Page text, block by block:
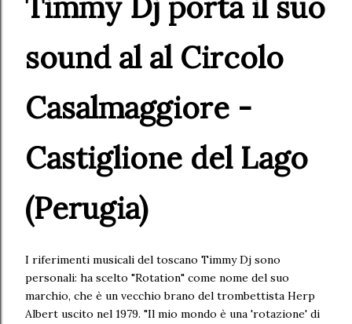
sound al al Circolo
Casalmaggiore -
Castiglione del Lago
(Perugia)
I riferimenti musicali del toscano Timmy Dj sono
personali: ha scelto "Rotation" come nome del suo
marchio, che è un vecchio brano del trombettista Herp
Albert uscito nel 1979. "Il mio mondo è una 'rotazione' di